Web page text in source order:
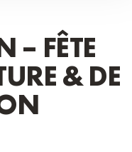
– FÊTE
& DE